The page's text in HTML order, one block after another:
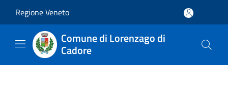
Regione Veneto
Comune di Lorenzago di
Cadore